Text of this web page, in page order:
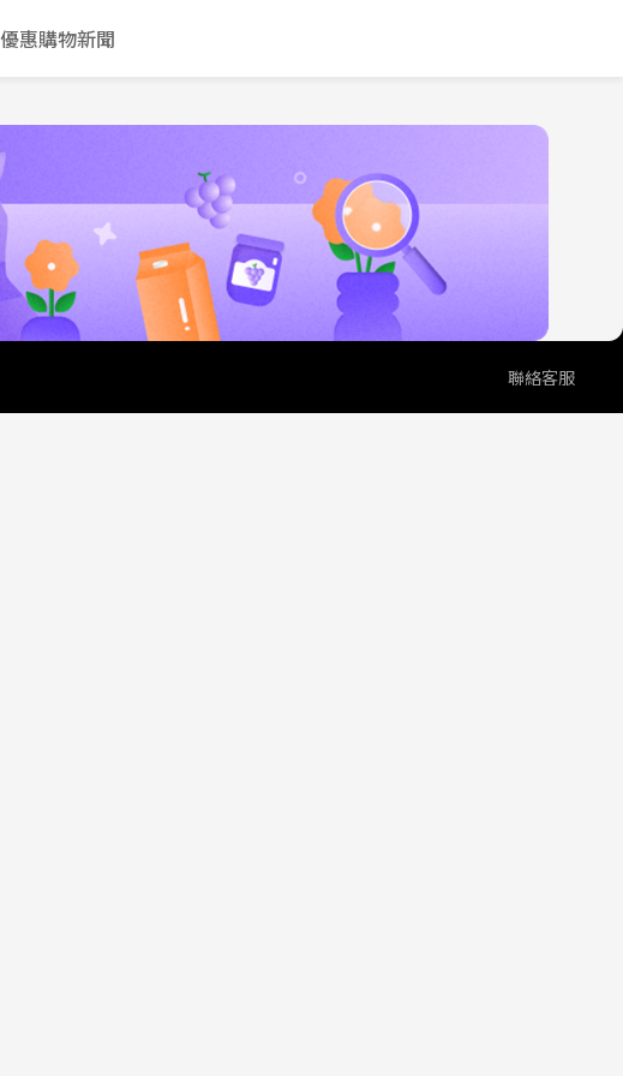
優惠購物新聞
聯絡客服